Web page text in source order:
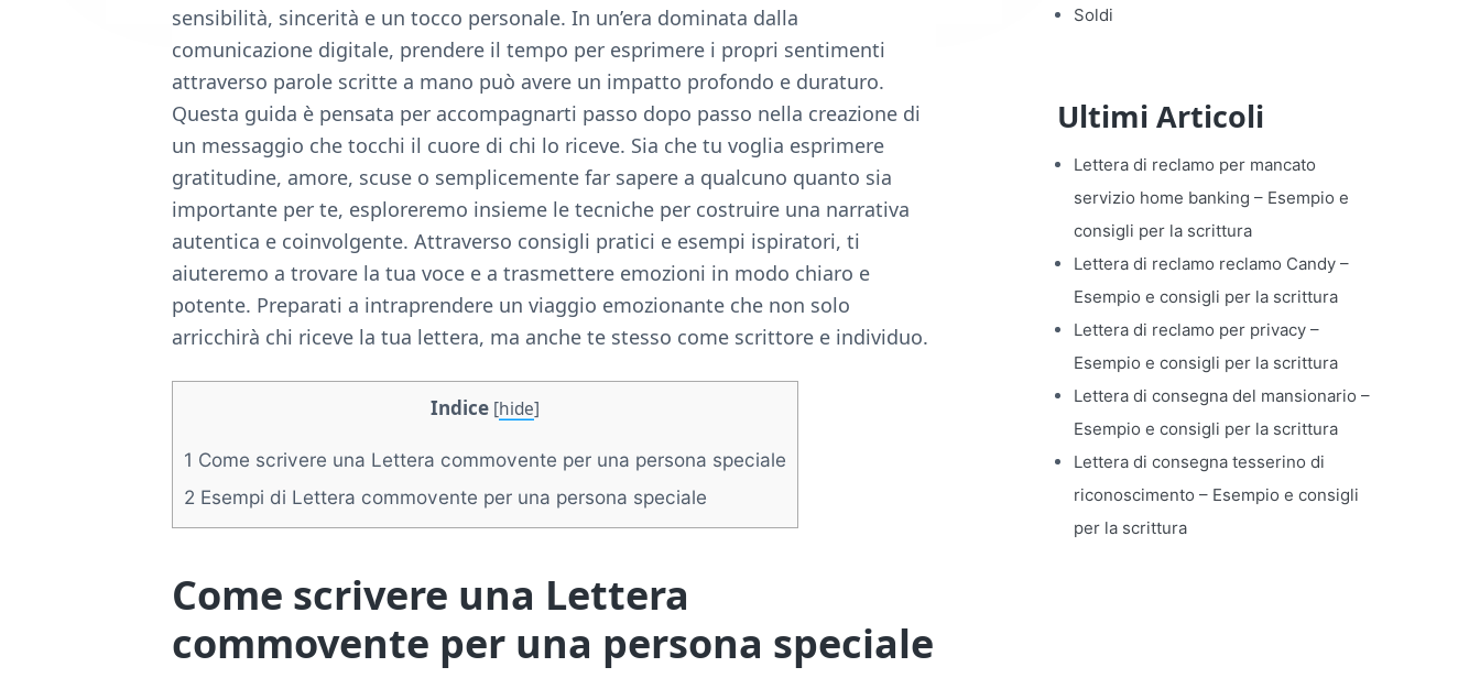
sensibilità, sincerità e un tocco personale. In un’era dominata dalla
comunicazione digitale, prendere il tempo per esprimere i propri sentimenti
attraverso parole scritte a mano può avere un impatto profondo e duraturo.
Questa guida è pensata per accompagnarti passo dopo passo nella creazione di
un messaggio che tocchi il cuore di chi lo riceve. Sia che tu voglia esprimere
gratitudine, amore, scuse o semplicemente far sapere a qualcuno quanto sia
importante per te, esploreremo insieme le tecniche per costruire una narrativa
autentica e coinvolgente. Attraverso consigli pratici e esempi ispiratori, ti
aiuteremo a trovare la tua voce e a trasmettere emozioni in modo chiaro e
potente. Preparati a intraprendere un viaggio emozionante che non solo
arricchirà chi riceve la tua lettera, ma anche te stesso come scrittore e individuo.
Indice [hide]
1 Come scrivere una Lettera commovente per una persona speciale​
2 Esempi di Lettera commovente per una persona speciale​
Come scrivere una Lettera
commovente per una persona speciale​
Soldi
Ultimi Articoli
Lettera di reclamo per mancato
servizio home banking​ – Esempio e
consigli per la scrittura
Lettera di reclamo reclamo Candy​ –
Esempio e consigli per la scrittura
Lettera di reclamo per privacy​ –
Esempio e consigli per la scrittura
Lettera di consegna del mansionario​ –
Esempio e consigli per la scrittura
Lettera di consegna tesserino di
riconoscimento​ – Esempio e consigli
per la scrittura